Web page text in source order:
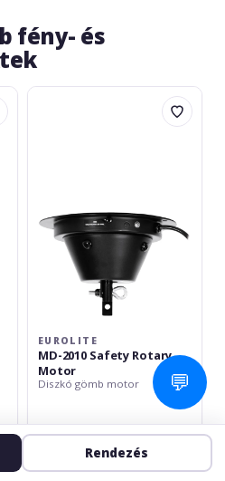
fény- és
Eurolite
EUROLITE
MD-2010 Safety Rotary
Motor
Diszkó gömb motor
14 279
Rendezés
💬